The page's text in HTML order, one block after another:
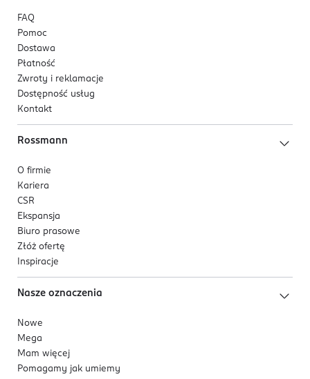
FAQ
Pomoc
Dostawa
Płatność
Zwroty i reklamacje
Dostępność usług
Kontakt
Rossmann
O firmie
Kariera
CSR
Ekspansja
Biuro prasowe
Złóż ofertę
Inspiracje
Nasze oznaczenia
Nowe
Mega
Mam więcej
Pomagamy jak umiemy